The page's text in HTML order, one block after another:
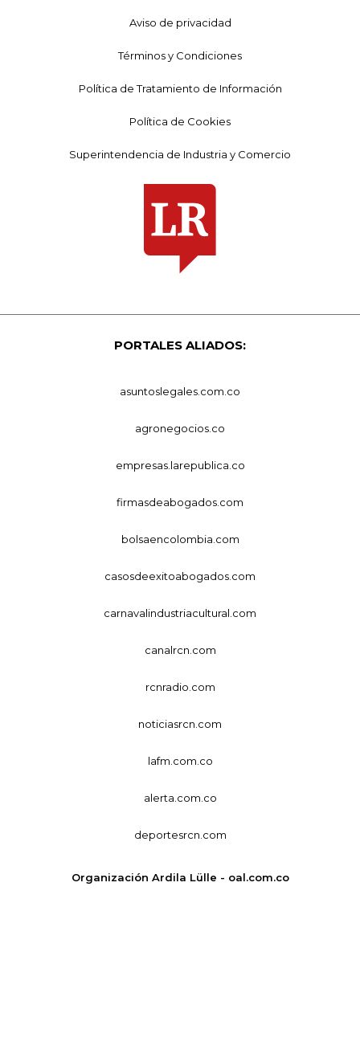
Aviso de privacidad
Términos y Condiciones
Política de Tratamiento de Información
Política de Cookies
Superintendencia de Industria y Comercio
PORTALES ALIADOS:
asuntoslegales.com.co
agronegocios.co
empresas.larepublica.co
firmasdeabogados.com
bolsaencolombia.com
casosdeexitoabogados.com
carnavalindustriacultural.com
canalrcn.com
rcnradio.com
noticiasrcn.com
lafm.com.co
alerta.com.co
deportesrcn.com
Organización Ardila Lülle - oal.com.co